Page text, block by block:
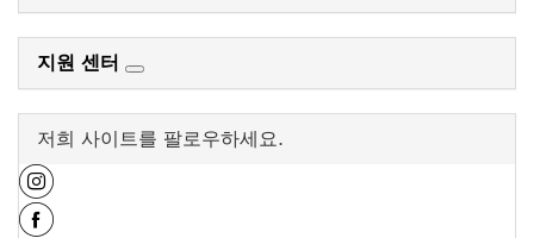
지원 센터
저희 사이트를 팔로우하세요.